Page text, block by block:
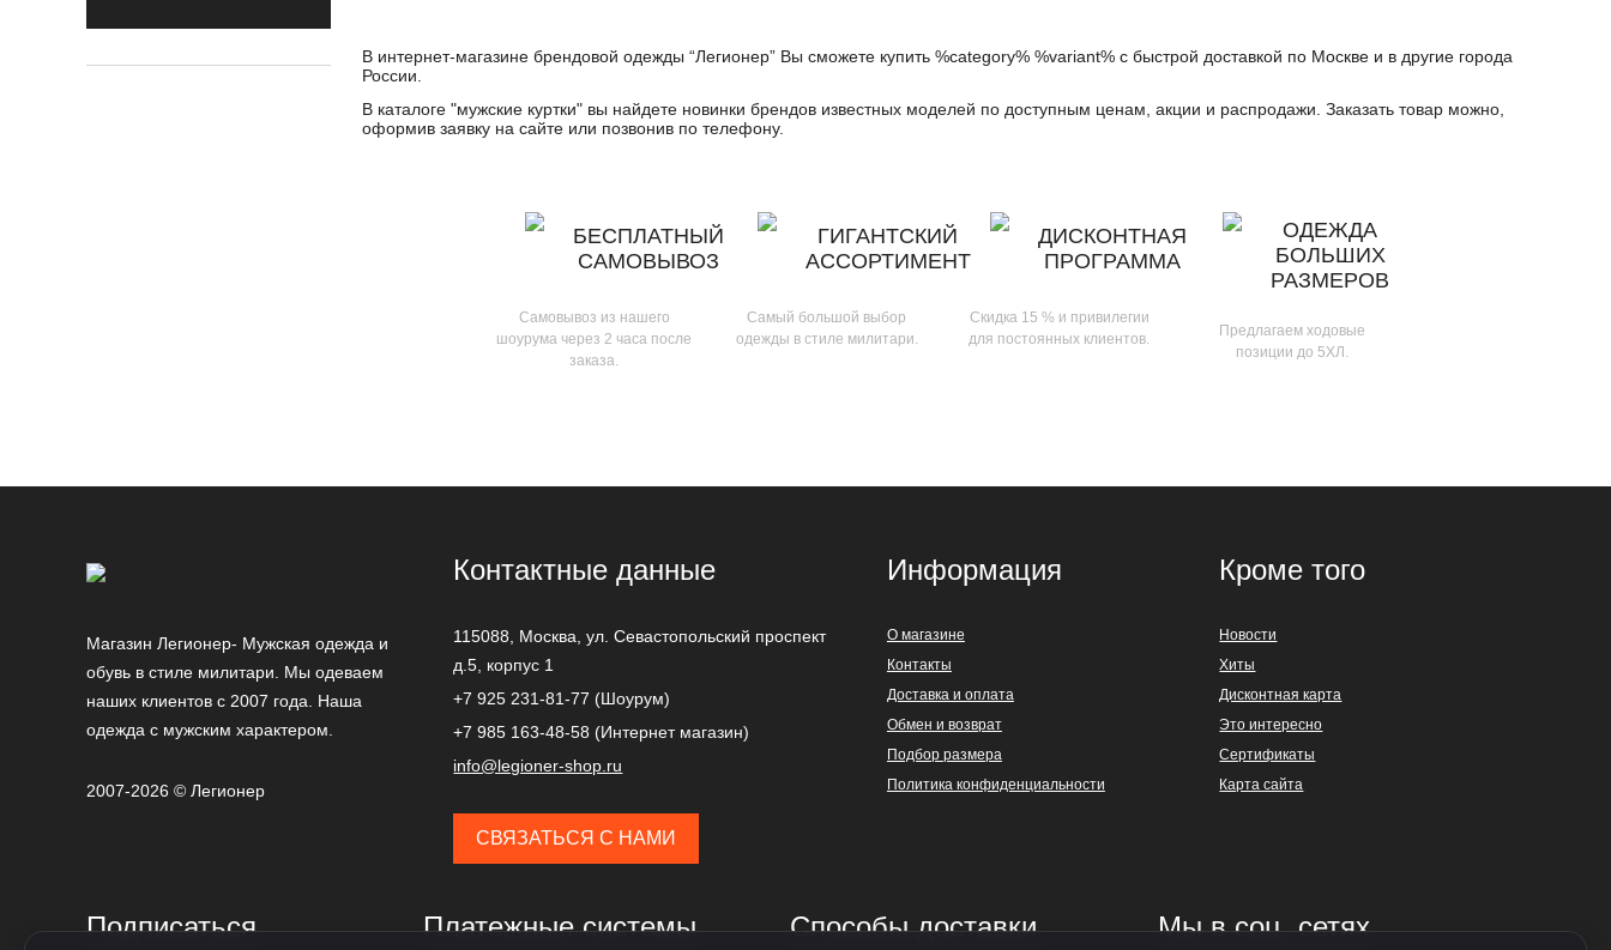
Scandi Finland
Surplus
Tactical Frog
Белояр
В интернет-магазине брендовой одежды “Легионер” Вы сможете купить %category% %variant% с быстрой доставкой по Москве и в другие города
России.
В каталоге "мужские куртки" вы найдете новинки брендов известных моделей по доступным ценам, акции и распродажи. Заказать товар можно,
оформив заявку на сайте или позвонив по телефону.
БЕСПЛАТНЫЙ
САМОВЫВОЗ
Самовывоз из нашего
шоурума через 2 часа после
заказа.
ГИГАНТСКИЙ
АССОРТИМЕНТ
Самый большой выбор
одежды в стиле милитари.
ДИСКОНТНАЯ
ПРОГРАММА
Скидка 15 % и привилегии
для постоянных клиентов.
ОДЕЖДА
БОЛЬШИХ
РАЗМЕРОВ
Предлагаем ходовые
позиции до 5ХЛ.
Магазин Легионер- Мужская одежда и
обувь в стиле милитари. Мы одеваем
наших клиентов с 2007 года. Наша
одежда с мужским характером.
2007-2026 © Легионер
Контактные данные
115088, Москва ,ул. Севастопольский проспект
д.5, корпус 1
+7 925 231-81-77 (Шоурум)
+7 985 163-48-58 (Интернет магазин)
info@legioner-shop.ru
СВЯЗАТЬСЯ С НАМИ
Информация
О магазине
Контакты
Доставка и оплата
Обмен и возврат
Подбор размера
Политика конфиденциальности
Кроме того
Новости
Хиты
Дисконтная карта
Это интересно
Сертификаты
Карта сайта
Платежные системы Способы доставки
Подписаться Мы в соц. сетях